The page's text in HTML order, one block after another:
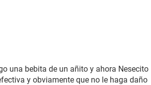
una bebita de un añito y ahora Nesecito
y obviamente que no le haga daño